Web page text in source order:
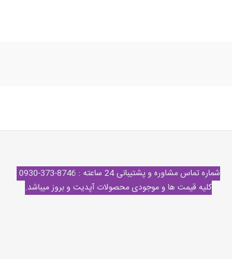
شماره تماس مشاوره و پشتیبانی 24 ساعته : 8746-373-0930
کلیه قیمت ها و موجودی محصولات آپدیت و بروز میباشد.